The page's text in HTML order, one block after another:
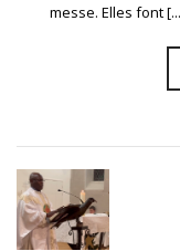
messe. Elles font